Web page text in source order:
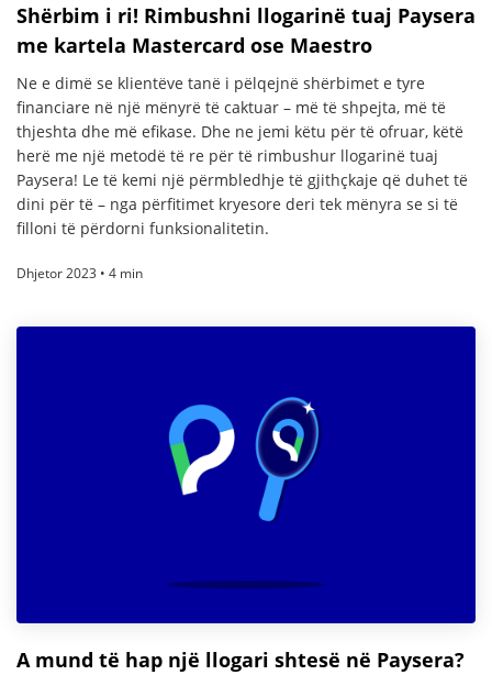
Shërbim i ri! Rimbushni llogarinë tuaj Paysera
me kartela Mastercard ose Maestro
Ne e dimë se klientëve tanë i pëlqejnë shërbimet e tyre
financiare në një mënyrë të caktuar – më të shpejta, më të
thjeshta dhe më efikase. Dhe ne jemi këtu për të ofruar, këtë
herë me një metodë të re për të rimbushur llogarinë tuaj
Paysera! Le të kemi një përmbledhje të gjithçkaje që duhet të
dini për të – nga përfitimet kryesore deri tek mënyra se si të
filloni të përdorni funksionalitetin.
Dhjetor 2023 • 4 min
A mund të hap një llogari shtesë në Paysera?